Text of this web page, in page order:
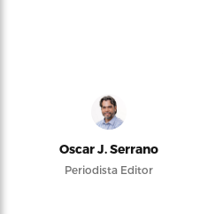
Oscar J. Serrano
Periodista Editor